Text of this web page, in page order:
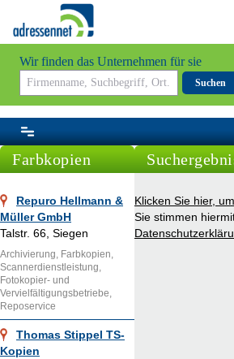
Wir finden das Unternehmen für sie
Suchen
Farbkopien
Repuro Hellmann &
Müller GmbH
Talstr. 66, Siegen
Archivierung, Farbkopien,
Scannerdienstleistung,
Fotokopier- und
Vervielfältigungsbetriebe,
Reposervice
Thomas Stippel TS-
Kopien
Klicken Sie hier,
Sie stimmen